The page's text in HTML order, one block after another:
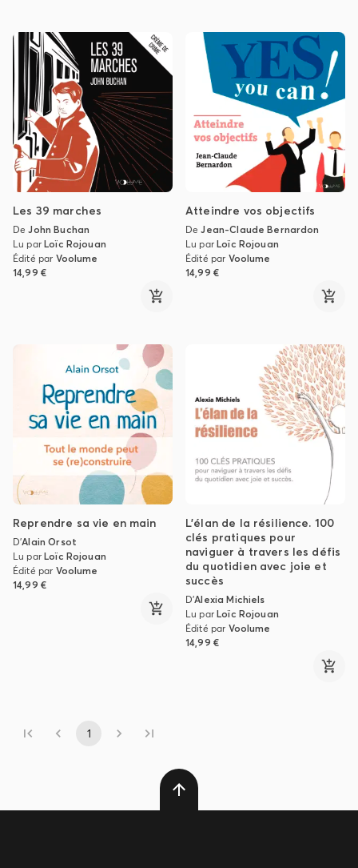
Les 39 marches
DeJohn Buchan
Lu parLoïc Rojouan
Édité par Voolume
14,99 €
Atteindre vos objectifs
DeJean-Claude Bernardon
Lu parLoïc Rojouan
Édité par Voolume
14,99 €
Reprendre sa vie en main
D'Alain Orsot
Lu parLoïc Rojouan
Édité par Voolume
14,99 €
L'élan de la résilience. 100
clés pratiques pour
naviguer à travers les défis
du quotidien avec joie et
succès
D'Alexia Michiels
Lu parLoïc Rojouan
Édité par Voolume
14,99 €
1